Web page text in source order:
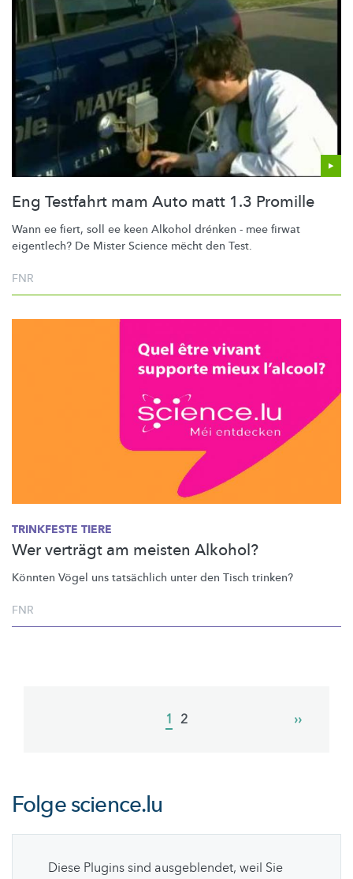
Eng Testfahrt mam Auto matt 1.3 Promille
Wann ee fiert, soll ee keen Alkohol drénken - mee firwat
eigentlech? De Mister Science mëcht den Test.
FNR
TRINKFESTE TIERE
Wer verträgt am meisten Alkohol?
Könnten Vögel uns tatsächlich unter den Tisch trinken?
FNR
Current
1 Page
2
Next
››
Folgescience.lu
Diese Plugins sind ausgeblendet, weil Sie